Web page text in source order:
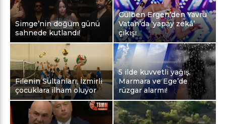
Simge’nin doğum günü
sahnede kutlandı!
Gülben Ergen’den Yavru
Vatan’da ‘yapay zekâ’
çıkışı
Filenin Sultanları, İzmirli
çocuklara ilham oluyor
5 ilde kuvvetli yağış,
Marmara ve Ege’de
rüzgar alarmı!